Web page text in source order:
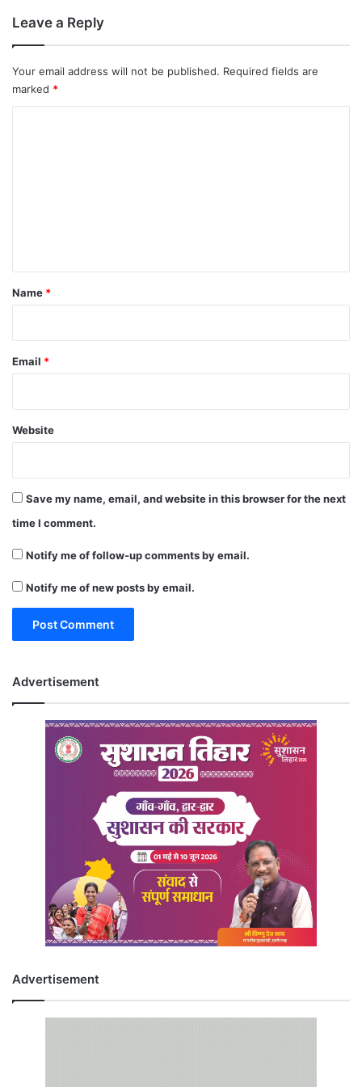
Leave a Reply
Your email address will not be published. Required fields are
marked *
*
Name *
Email *
Website
Save my name, email, and website in this browser for the next
time I comment.
Notify me of follow-up comments by email.
Notify me of new posts by email.
Advertisement
Advertisement